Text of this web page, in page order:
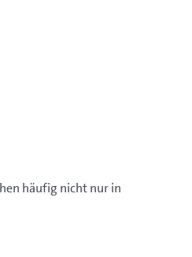
häufig nicht nur in